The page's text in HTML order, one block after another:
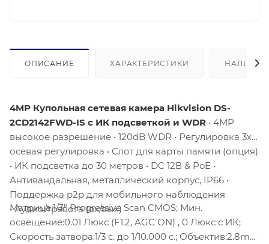
ОПИСАНИЕ ХАРАКТЕРИСТИКИ НАЛИЧИЕ
4MP Купольная сетевая камера Hikvision DS-
2CD2142FWD-IS с ИК подсветкой и WDR • 4MP
высокое разрешение • 120dB WDR • Регулировка 3х
осевая регулировка • Слот для карты памяти (опция)
• ИК подсветка до 30 метров • DC 12В & PoE •
Антивандальная, металлический корпус, IP66 •
Поддержка p2p для мобильного наблюдения
• Аудио/тревога (вх/вых)
Матрица:1/3” Progressive Scan CMOS; Мин.
освещение:0.01 Люкс (F1.2, AGC ON) , 0 Люкс с ИК;
Скорость затвора:1/3 с. до 1/10.000 с.; Объектив:2.8mm